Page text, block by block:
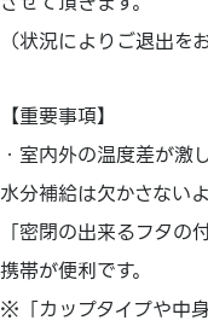
（状況によりご退出を
【重要事項】
・室内外の温度差が激
水分補給は欠かさない
「密閉の出来るフタの
携帯が便利です。
※「カップタイプや中